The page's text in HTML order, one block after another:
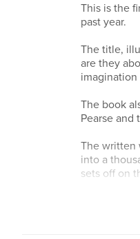
This is the
past year.
The title,
are they
imagination
The book
Pearse and
The written
into a
sets off on